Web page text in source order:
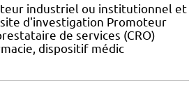
industriel ou institutionnel et
d'investigation Promoteur
de services (CRO)
dispositif médic